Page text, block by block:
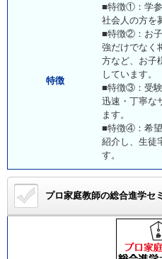
特徴
■特徴①：学
社会人の方を
■特徴②：お
強だけでなく
方など、お子
しています。
■特徴③：受験
迅速・丁寧な
ます。
■特徴④：希
紹介し、生徒
す。
プロ家庭教師の総合進学